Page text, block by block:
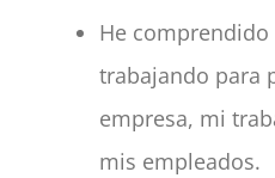
He
trabajando para
empresa, mi
mis empleados.